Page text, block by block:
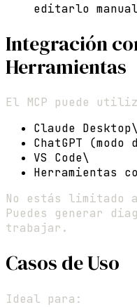
editarlo
Integración
Herramientas
El MCP puede
Claude Desktop\
ChatGPT
VS Code\
Herramientas
No estás limitado
Puedes generar
trabajar.
Casos de Uso
Ideal para: